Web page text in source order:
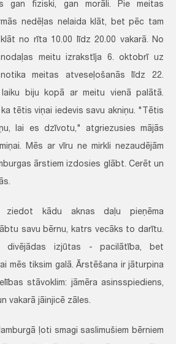
gan fiziski, gan morāli. Pie meitas
nedēļas nelaida klāt, bet pēc tam
no rīta 10.00 līdz 20.00 vakarā. No
meitu izrakstīja 6. oktobrī uz
meitas atveseļošanās līdz 22.
biju kopā ar meitu vienā palātā.
tētis viņai iedevis savu akniņu. "Tētis
lai es dzīvotu," atgriezusies mājās
Mēs ar vīru ne mirkli nezaudējām
ārstiem izdosies glābt. Cerēt un
ziedot kādu aknas daļu pieņēma
savu bērnu, katrs vecāks to darītu.
divējādas izjūtas - pacilātība, bet
mēs tiksim galā. Ārstēšana ir jāturpina
stāvoklim: jāmēra asinsspiediens,
vakarā jāinjicē zāles.
ļoti smagi saslimušiem bērniem